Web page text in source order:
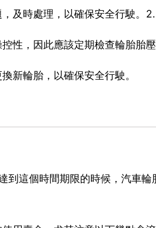
及時處理，以確保安全行駛。2.
性，因此應該定期檢查輪胎胎
新輪胎，以確保安全行駛。
這個時間期限的時候，汽車